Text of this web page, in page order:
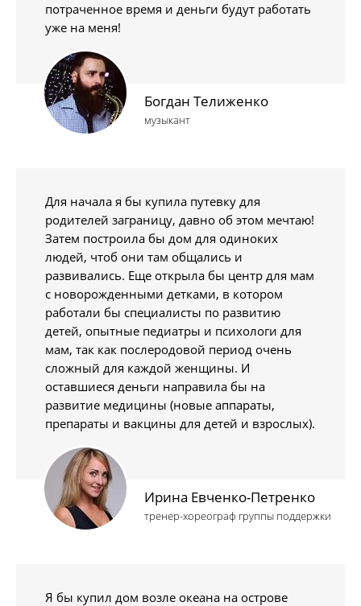
потраченное время и деньги будут работать
уже на меня!
Богдан Телиженко
музыкант
Для начала я бы купила путевку для
родителей заграницу, давно об этом мечтаю!
Затем построила бы дом для одиноких
людей, чтоб они там общались и
развивались. Еще открыла бы центр для мам
с новорожденными детками, в котором
работали бы специалисты по развитию
детей, опытные педиатры и психологи для
мам, так как послеродовой период очень
сложный для каждой женщины. И
оставшиеся деньги направила бы на
развитие медицины (новые аппараты,
препараты и вакцины для детей и взрослых).
Ирина Евченко-Петренко
тренер-хореограф группы поддержки
Я бы купил дом возле океана на острове